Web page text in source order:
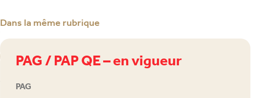
Dans la même rubrique
PAG / PAP QE – en vigueur
PAG